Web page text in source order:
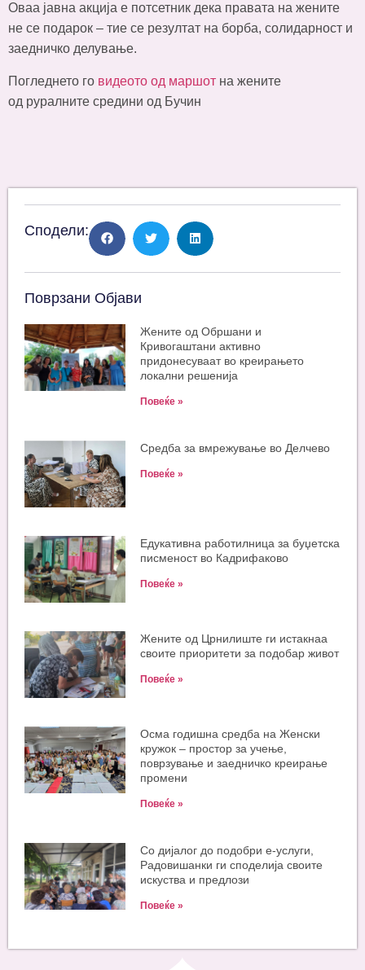
Оваа јавна акција е потсетник дека правата на жените
не се подарок – тие се резултат на борба, солидарност и
заедничко делување.
Погледнето го видеото од маршот на жените
од руралните средини од Бучин
Сподели:
Поврзани Објави
Жените од Обршани и
Кривогаштани активно
придонесуваат во креирањето
локални решенија
Повеќе »
Средба за вмрежување во Делчево
Повеќе »
Едукативна работилница за буџетска
писменост во Кадрифаково
Повеќе »
Жените од Црнилиште ги истакнаа
своите приоритети за подобар живот
Повеќе »
Oсма годишна средба на Женски
кружок – простор за учење,
поврзување и заедничко креирање
промени
Повеќе »
Со дијалог до подобри е-услуги,
Радовишанки ги споделија своите
искуства и предлози
Повеќе »